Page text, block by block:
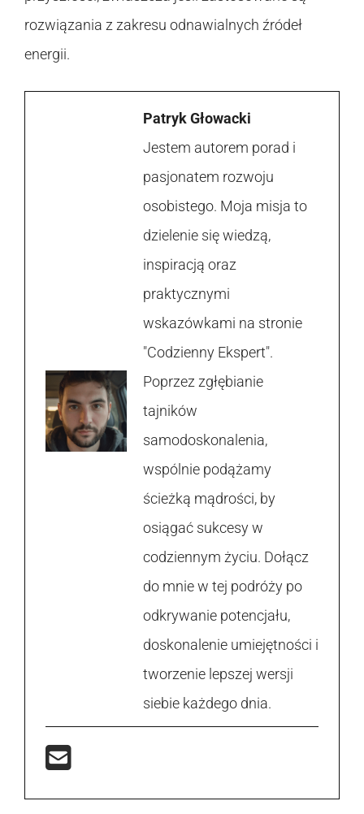
rozwiązania z zakresu odnawialnych źródeł
energii.
Patryk Głowacki
Jestem autorem porad i
pasjonatem rozwoju
osobistego. Moja misja to
dzielenie się wiedzą,
inspiracją oraz
praktycznymi
wskazówkami na stronie
"Codzienny Ekspert".
Poprzez zgłębianie
tajników
samodoskonalenia,
wspólnie podążamy
ścieżką mądrości, by
osiągać sukcesy w
codziennym życiu. Dołącz
do mnie w tej podróży po
odkrywanie potencjału,
doskonalenie umiejętności i
tworzenie lepszej wersji
siebie każdego dnia.